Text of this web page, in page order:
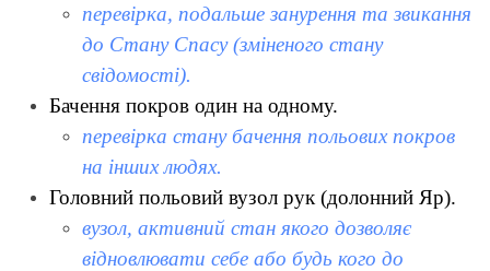
перевірка, подальше занурення та звикання
до Стану Спасу (зміненого стану
свідомості).
Бачення покров один на одному.
перевірка стану бачення польових покров
на інших людях.
Головний польовий вузол рук (долонний Яр).
вузол, активний стан якого дозволяє
відновлювати себе або будь кого до